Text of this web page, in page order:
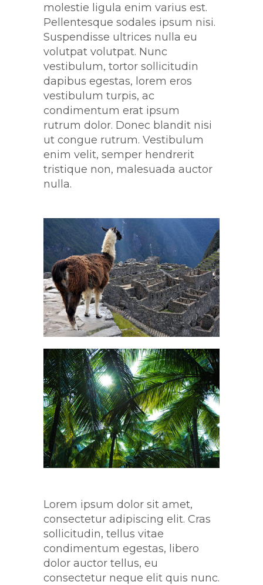
molestie ligula enim varius est.
Pellentesque sodales ipsum nisi.
Suspendisse ultrices nulla eu
volutpat volutpat. Nunc
vestibulum, tortor sollicitudin
dapibus egestas, lorem eros
vestibulum turpis, ac
condimentum erat ipsum
rutrum dolor. Donec blandit nisi
ut congue rutrum. Vestibulum
enim velit, semper hendrerit
tristique non, malesuada auctor
nulla.
Lorem ipsum dolor sit amet,
consectetur adipiscing elit. Cras
sollicitudin, tellus vitae
condimentum egestas, libero
dolor auctor tellus, eu
consectetur neque elit quis nunc.